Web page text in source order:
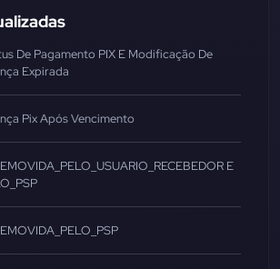
De Pagamento PIX E Modificação De
Expirada
Pix Após Vencimento
E